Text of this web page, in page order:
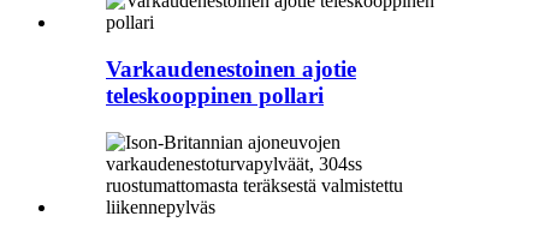
Varkaudenestoinen ajotie
teleskooppinen pollari